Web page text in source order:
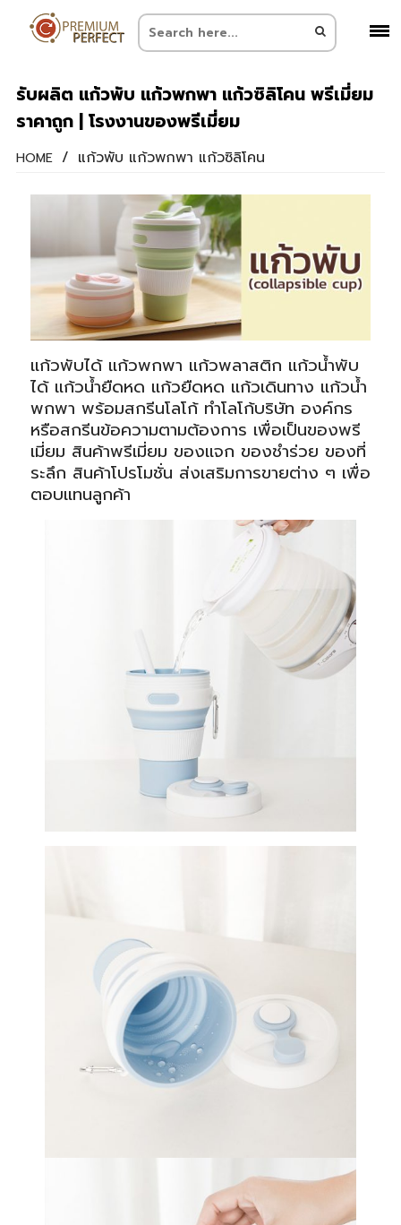
รับผลิต แก้วพับ แก้วพกพา แก้วซิลิโคน พรีเมี่ยม
ราคาถูก | โรงงานของพรีเมี่ยม
HOME / แก้วพับ แก้วพกพา แก้วซิลิโคน
แก้วพับได้ แก้วพกพา แก้วพลาสติก แก้วน้ำพับ
ได้ แก้วน้ำยืดหด แก้วยืดหด แก้วเดินทาง แก้วน้ำ
พกพา พร้อมสกรีนโลโก้ ทำโลโก้บริษัท องค์กร
หรือสกรีนข้อความตามต้องการ เพื่อเป็นของพรี
เมี่ยม สินค้าพรีเมี่ยม ของแจก ของชำร่วย ของที่
ระลึก สินค้าโปรโมชั่น ส่งเสริมการขายต่าง ๆ เพื่อ
ตอบแทนลูกค้า